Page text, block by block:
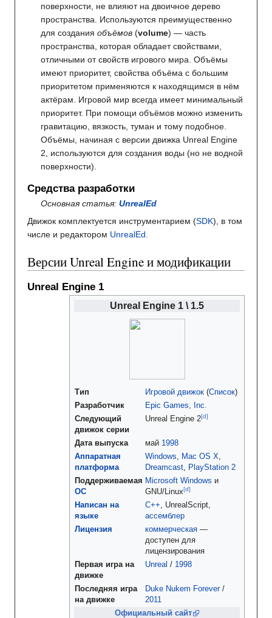
поверхности, не влияют на двоичное дерево
пространства. Используются преимущественно
для созданияобъёмов (volume) — часть
пространства, которая обладает свойствами,
отличными от свойств игрового мира. Объёмы
имеют приоритет, свойства объёма с большим
приоритетом применяются к находящимся в нём
актёрам. Игровой мир всегда имеет минимальный
приоритет. При помощи объёмов можно изменить
гравитацию, вязкость, туман и тому подобное.
Объёмы, начиная с версии движка Unreal Engine
2, используются для создания воды (но не водной
поверхности).
Средства разработки
Основная статья:UnrealEd
Движок комплектуется инструментарием (SDK), в том
числе и редактором UnrealEd
Версии Unreal Engine и модификации
Unreal Engine 1
Unreal Engine 1 \ 1.5
Тип Игровой движок (Список)
Разработчик
Epic Games, Inc.
Следующий
движок серии
Unreal Engine 2[d]
Дата выпуска май 1998
Аппаратная
платформа
Windows Mac OS X
Dreamcast
PlayStation 2
Поддерживаемая
ОС
Microsoft Windows и
GNU/Linux[d]
Написан на
языке
C++ , UnrealScript,
ассемблер
Лицензия
коммерческая —
доступен для
лицензирования
Первая игра на
движке
Unreal / 1998
Последняя игра
на движке
Duke Nukem Forever/
2011
Официальный сайт